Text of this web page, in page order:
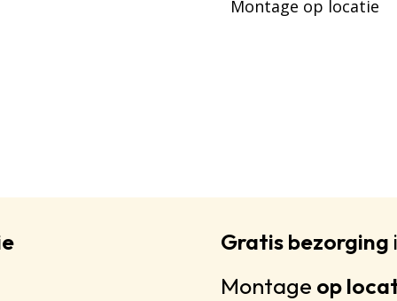
Montage op locatie
Gratis bezorging
Montage op